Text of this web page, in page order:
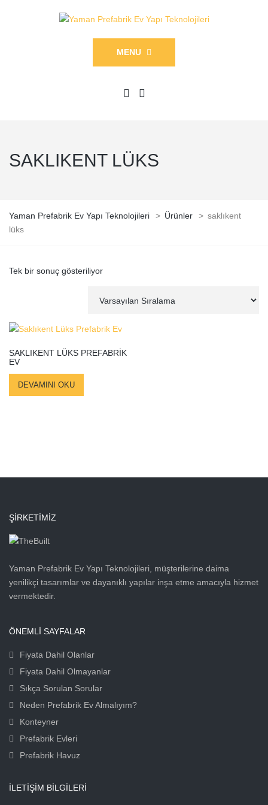
MENU
SAKLIKENT LÜKS
Yaman Prefabrik Ev Yapı Teknolojileri > Ürünler > saklıkent
lüks
Tek bir sonuç gösteriliyor
SAKLIKENT LÜKS PREFABRIK
EV
DEVAMINI OKU
ŞIRKETIMIZ
Yaman Prefabrik Ev Yapı Teknolojileri, müşterilerine daima
yenilikçi tasarımlar ve dayanıklı yapılar inşa etme amacıyla hizmet
vermektedir.
ÖNEMLİ SAYFALAR
Fiyata Dahil Olanlar
Fiyata Dahil Olmayanlar
Sıkça Sorulan Sorular
Neden Prefabrik Ev Almalıyım?
Konteyner
Prefabrik Evleri
Prefabrik Havuz
İLETIŞIM BILGILERI